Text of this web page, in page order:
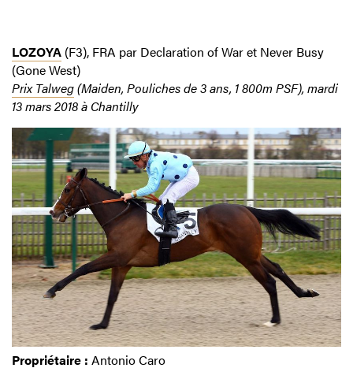
LOZOYA (F3), FRA par Declaration of War et Never Busy
(Gone West)
Prix Talweg(Maiden, Pouliches de 3 ans, 1 800m PSF), mardi
13 mars 2018 à Chantilly
Propriétaire : Antonio Caro